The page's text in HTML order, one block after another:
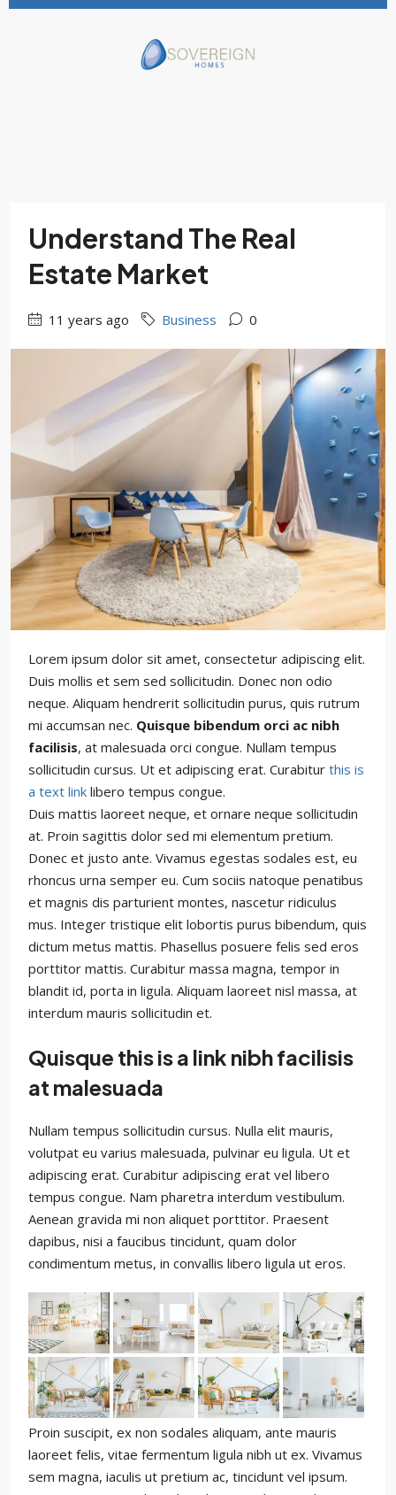
Understand The Real
Estate Market
11 years ago Business 0
Lorem ipsum dolor sit amet, consectetur adipiscing elit.
Duis mollis et sem sed sollicitudin. Donec non odio
neque. Aliquam hendrerit sollicitudin purus, quis rutrum
mi accumsan nec. Quisque bibendum orci ac nibh
facilisis, at malesuada orci congue. Nullam tempus
sollicitudin cursus. Ut et adipiscing erat. Curabitur this is
a text link libero tempus congue.
Duis mattis laoreet neque, et ornare neque sollicitudin
at. Proin sagittis dolor sed mi elementum pretium.
Donec et justo ante. Vivamus egestas sodales est, eu
rhoncus urna semper eu. Cum sociis natoque penatibus
et magnis dis parturient montes, nascetur ridiculus
mus. Integer tristique elit lobortis purus bibendum, quis
dictum metus mattis. Phasellus posuere felis sed eros
porttitor mattis. Curabitur massa magna, tempor in
blandit id, porta in ligula. Aliquam laoreet nisl massa, at
interdum mauris sollicitudin et.
Quisque this is a link nibh facilisis
at malesuada
Nullam tempus sollicitudin cursus. Nulla elit mauris,
volutpat eu varius malesuada, pulvinar eu ligula. Ut et
adipiscing erat. Curabitur adipiscing erat vel libero
tempus congue. Nam pharetra interdum vestibulum.
Aenean gravida mi non aliquet porttitor. Praesent
dapibus, nisi a faucibus tincidunt, quam dolor
condimentum metus, in convallis libero ligula ut eros.
Proin suscipit, ex non sodales aliquam, ante mauris
laoreet felis, vitae fermentum ligula nibh ut ex. Vivamus
sem magna, iaculis ut pretium ac, tincidunt vel ipsum.